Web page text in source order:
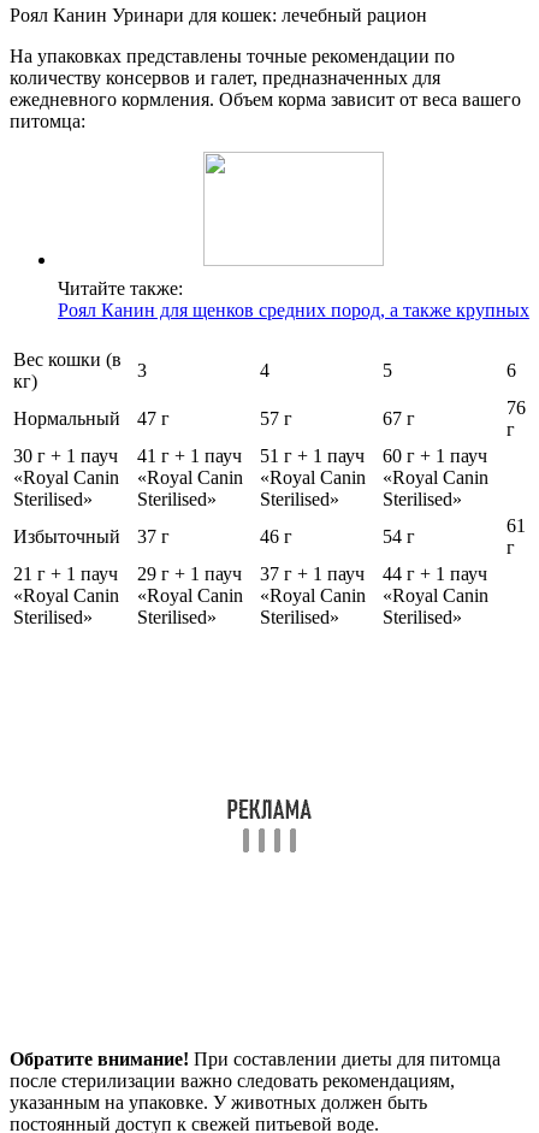
Роял Канин Уринари для кошек: лечебный рацион
На упаковках представлены точные рекомендации по
количеству консервов и галет, предназначенных для
ежедневного кормления. Объем корма зависит от веса вашего
питомца:
Читайте также:
Роял Канин для щенков средних пород, а также крупных
Вес кошки (в
кг)
3 4 5 6
Нормальный 47 г 57 г 67 г
76
г
30 г + 1 пауч
«Royal Canin
Sterilised»
41 г + 1 пауч
«Royal Canin
Sterilised»
51 г + 1 пауч
«Royal Canin
Sterilised»
60 г + 1 пауч
«Royal Canin
Sterilised»
Избыточный
37 г 46 г 54 г
61
г
21 г + 1 пауч
«Royal Canin
Sterilised»
29 г + 1 пауч
«Royal Canin
Sterilised»
37 г + 1 пауч
«Royal Canin
Sterilised»
44 г + 1 пауч
«Royal Canin
Sterilised»
Обратите внимание! При составлении диеты для питомца
после стерилизации важно следовать рекомендациям,
указанным на упаковке. У животных должен быть
постоянный доступ к свежей питьевой воде.